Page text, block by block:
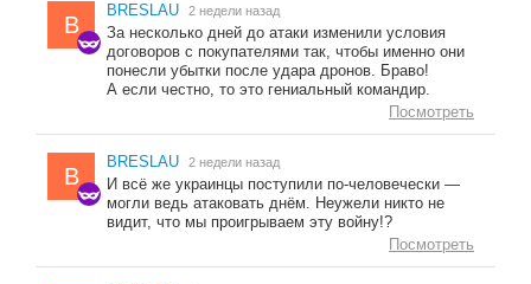
B
BRESLAU 2 недели назад
За несколько дней до атаки изменили условия
договоров с покупателями так, чтобы именно они
понесли убытки после удара дронов. Браво!
А если честно, то это гениальный командир.
Посмотреть
B
BRESLAU 2 недели назад
И всё же украинцы поступили по-человечески —
могли ведь атаковать днём. Неужели никто не
видит, что мы проигрываем эту войну!?
Посмотреть